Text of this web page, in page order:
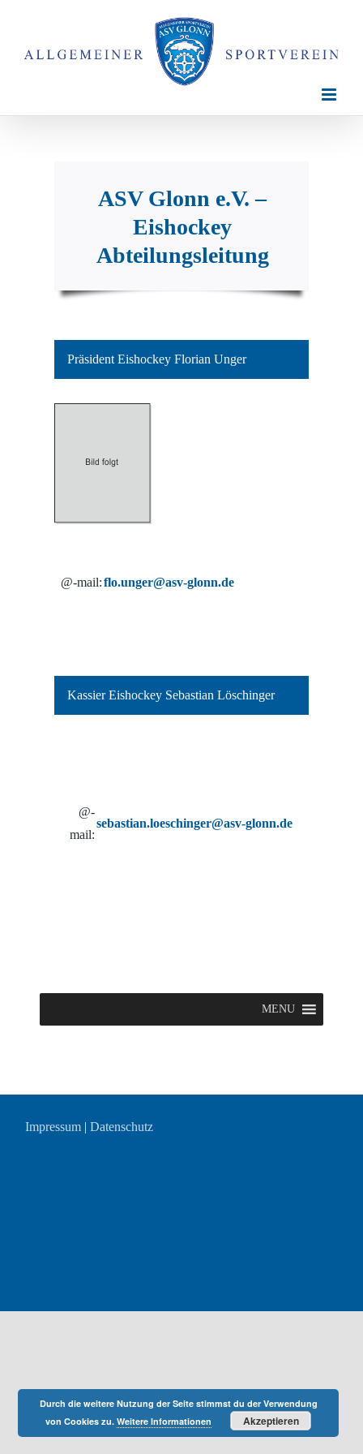
springen
ASV Glonn e.V. –
Eishockey
Abteilungsleitung
Präsident Eishockey Florian Unger
@-mail:flo.unger@asv-glonn.de
Kassier Eishockey Sebastian Löschinger
@-
mail:
sebastian.loeschinger@asv-glonn.de
MENU
Impressum |Datenschutz
Durch die weitere Nutzung der Seite stimmst du der Verwendung
von Cookies zu.Weitere Informationen Akzeptieren